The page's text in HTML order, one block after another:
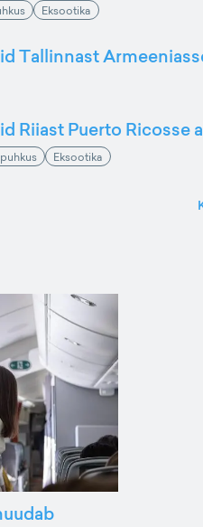
Eksootika
Tallinnast
Riiast Puerto Ricosse
Eksootika